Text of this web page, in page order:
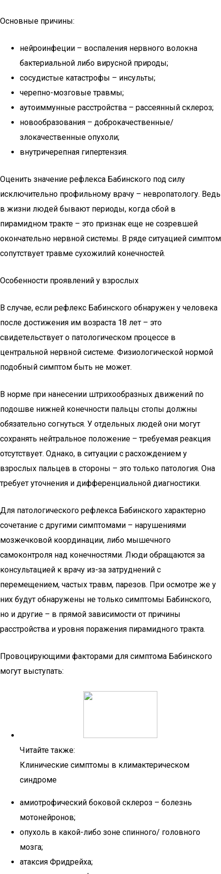
Основные причины:
нейроинфеции – воспаления нервного волокна
бактериальной либо вирусной природы;
сосудистые катастрофы – инсульты;
черепно-мозговые травмы;
аутоиммунные расстройства – рассеянный склероз;
новообразования – доброкачественные/
злокачественные опухоли;
внутричерепная гипертензия.
Оценить значение рефлекса Бабинского под силу
исключительно профильному врачу – невропатологу. Ведь
в жизни людей бывают периоды, когда сбой в
пирамидном тракте – это признак еще не созревшей
окончательно нервной системы. В ряде ситуацией симптом
сопутствует травме сухожилий конечностей.
Особенности проявлений у взрослых
В случае, если рефлекс Бабинского обнаружен у человека
после достижения им возраста 18 лет – это
свидетельствует о патологическом процессе в
центральной нервной системе. Физиологической нормой
подобный симптом быть не может.
В норме при нанесении штрихообразных движений по
подошве нижней конечности пальцы стопы должны
обязательно согнуться. У отдельных людей они могут
сохранять нейтральное положение – требуемая реакция
отсутствует. Однако, в ситуации с расхождением у
взрослых пальцев в стороны – это только патология. Она
требует уточнения и дифференциальной диагностики.
Для патологического рефлекса Бабинского характерно
сочетание с другими симптомами – нарушениями
мозжечковой координации, либо мышечного
самоконтроля над конечностями. Люди обращаются за
консультацией к врачу из-за затруднений с
перемещением, частых травм, парезов. При осмотре же у
них будут обнаружены не только симптомы Бабинского,
но и другие – в прямой зависимости от причины
расстройства и уровня поражения пирамидного тракта.
Провоцирующими факторами для симптома Бабинского
могут выступать:
Читайте также:
Клинические симптомы в климактерическом
синдроме
амиотрофический боковой склероз – болезнь
мотонейронов;
опухоль в какой-либо зоне спинного/ головного
мозга;
атаксия Фридрейха;